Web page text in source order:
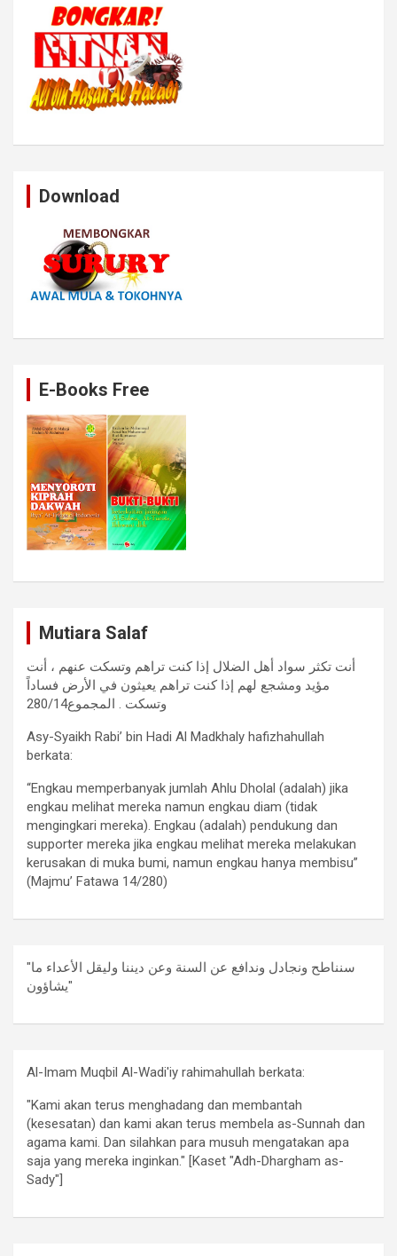
Download
E-Books Free
Mutiara Salaf
أنت تكثر سواد أهل الضلال إذا كنت تراهم وتسكت عنهم ، أنت
مؤيد ومشجع لهم إذا كنت تراهم يعيثون في الأرض فساداً
وتسكت . المجموع280/14
Asy-Syaikh Rabi’ bin Hadi Al Madkhaly hafizhahullah
berkata:
“Engkau memperbanyak jumlah Ahlu Dholal (adalah) jika
engkau melihat mereka namun engkau diam (tidak
mengingkari mereka). Engkau (adalah) pendukung dan
supporter mereka jika engkau melihat mereka melakukan
kerusakan di muka bumi, namun engkau hanya membisu”
(Majmu’ Fatawa 14/280)
"سنناطح ونجادل وندافع عن السنة وعن ديننا وليقل الأعداء ما
يشاؤون"
Al-Imam Muqbil Al-Wadi'iy rahimahullah berkata:
"Kami akan terus menghadang dan membantah
(kesesatan) dan kami akan terus membela as-Sunnah dan
agama kami. Dan silahkan para musuh mengatakan apa
saja yang mereka inginkan." [Kaset "Adh-Dhargham as-
Sady"]